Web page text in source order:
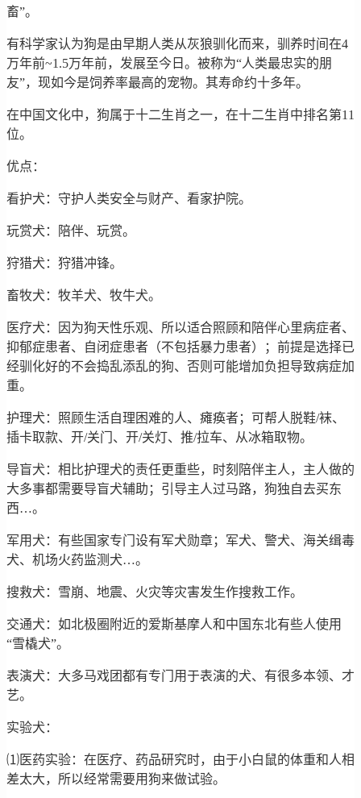
畜”。
有科学家认为狗是由早期人类从灰狼驯化而来，驯养时间在4
万年前~1.5万年前，发展至今日。被称为“人类最忠实的朋
友”，现如今是饲养率最高的宠物。其寿命约十多年。
在中国文化中，狗属于十二生肖之一，在十二生肖中排名第11
位。
优点：
看护犬：守护人类安全与财产、看家护院。
玩赏犬：陪伴、玩赏。
狩猎犬：狩猎冲锋。
畜牧犬：牧羊犬、牧牛犬。
医疗犬：因为狗天性乐观、所以适合照顾和陪伴心里病症者、
抑郁症患者、自闭症患者（不包括暴力患者）；前提是选择已
经驯化好的不会捣乱添乱的狗、否则可能增加负担导致病症加
重。
护理犬：照顾生活自理困难的人、瘫痪者；可帮人脱鞋/袜、
插卡取款、开/关门、开/关灯、推/拉车、从冰箱取物。
导盲犬：相比护理犬的责任更重些，时刻陪伴主人，主人做的
大多事都需要导盲犬辅助；引导主人过马路，狗独自去买东
西…。
军用犬：有些国家专门设有军犬勋章；军犬、警犬、海关缉毒
犬、机场火药监测犬…。
搜救犬：雪崩、地震、火灾等灾害发生作搜救工作。
交通犬：如北极圈附近的爱斯基摩人和中国东北有些人使用
“雪橇犬”。
表演犬：大多马戏团都有专门用于表演的犬、有很多本领、才
艺。
实验犬：
⑴医药实验：在医疗、药品研究时，由于小白鼠的体重和人相
差太大，所以经常需要用狗来做试验。